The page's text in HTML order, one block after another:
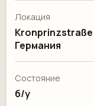
Локация
Германия
Состояние
б/у